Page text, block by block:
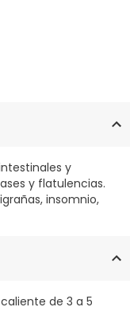
y
y flatulencias.
insomnio,
de 3 a 5